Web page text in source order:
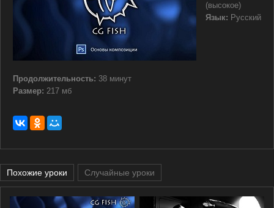
(высокое)
Язык: Русский
Продолжительность: 38 минут
Размер: 217 мб
Похожие уроки Случайные уроки